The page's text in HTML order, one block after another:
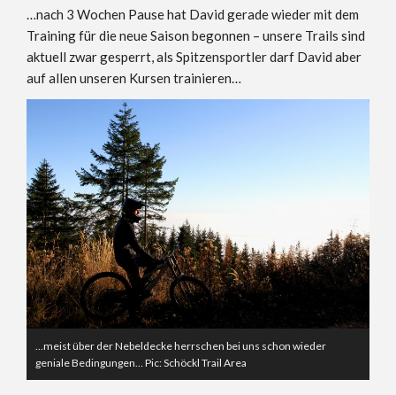
…nach 3 Wochen Pause hat David gerade wieder mit dem
Training für die neue Saison begonnen – unsere Trails sind
aktuell zwar gesperrt, als Spitzensportler darf David aber
auf allen unseren Kursen trainieren…
…meist über der Nebeldecke herrschen bei uns schon wieder
geniale Bedingungen… Pic: Schöckl Trail Area